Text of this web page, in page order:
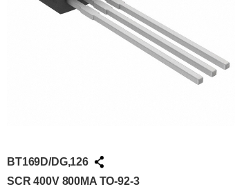
BT169D/DG,126
SCR 400V 800MA TO-92-3